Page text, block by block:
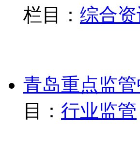
栏目： 综合
青岛重点监
目： 行业监管